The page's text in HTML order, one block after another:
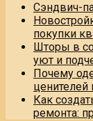
Сэндвич-
покупки
Шторы в
уют и
Почему
ценителей
Как
ремонта: